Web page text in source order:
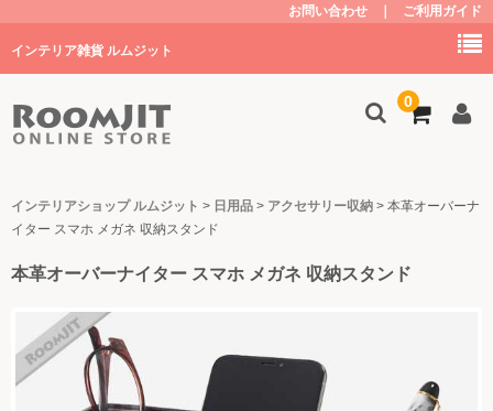
お問い合わせ ご利用ガイド
インテリア雑貨 ルムジット
0
トップ
キッチン
子供部屋・グッズ
インテリアショップ ルムジット > 日用品 > アクセサリー収納 > 本革オーバーナ
イター スマホ メガネ 収納スタンド
本革オーバーナイター スマホ メガネ 収納スタンド